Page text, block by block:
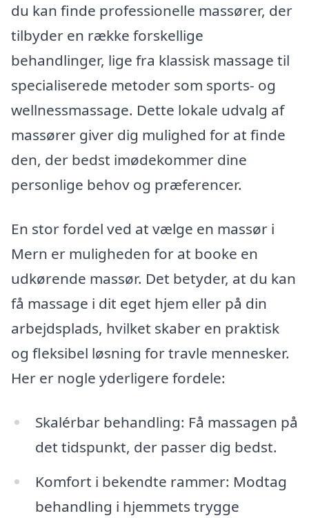
du kan finde professionelle massører, der
tilbyder en række forskellige
behandlinger, lige fra klassisk massage til
specialiserede metoder som sports- og
wellnessmassage. Dette lokale udvalg af
massører giver dig mulighed for at finde
den, der bedst imødekommer dine
personlige behov og præferencer.
En stor fordel ved at vælge en massør i
Mern er muligheden for at booke en
udkørende massør. Det betyder, at du kan
få massage i dit eget hjem eller på din
arbejdsplads, hvilket skaber en praktisk
og fleksibel løsning for travle mennesker.
Her er nogle yderligere fordele:
Skalérbar behandling: Få massagen på
det tidspunkt, der passer dig bedst.
Komfort i bekendte rammer: Modtag
behandling i hjemmets trygge